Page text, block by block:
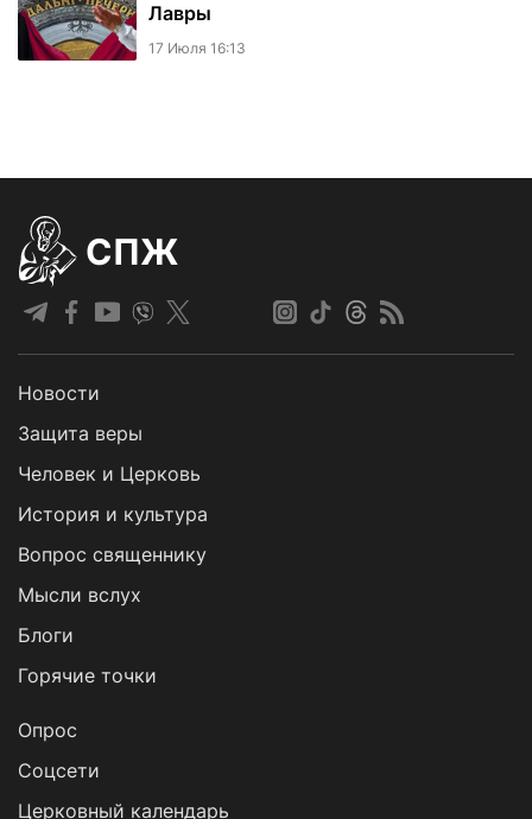
Лавры
17 Июля 16:13
СПЖ
Новости
Защита веры
Человек и Церковь
История и культура
Вопрос священнику
Мысли вслух
Блоги
Горячие точки
Опрос
Cоцсети
Церковный календарь